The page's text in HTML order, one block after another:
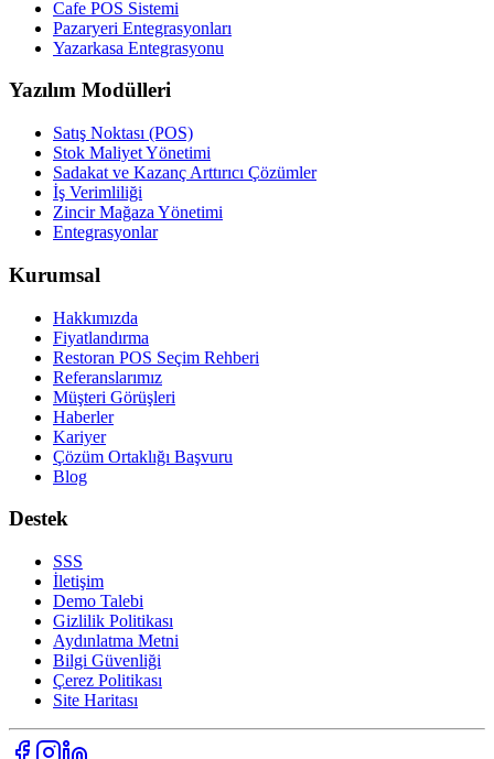
Cafe POS Sistemi
Pazaryeri Entegrasyonları
Yazarkasa Entegrasyonu
Yazılım Modülleri
Satış Noktası (POS)
Stok Maliyet Yönetimi
Sadakat ve Kazanç Arttırıcı Çözümler
İş Verimliliği
Zincir Mağaza Yönetimi
Entegrasyonlar
Kurumsal
Hakkımızda
Fiyatlandırma
Restoran POS Seçim Rehberi
Referanslarımız
Müşteri Görüşleri
Haberler
Kariyer
Çözüm Ortaklığı Başvuru
Blog
Destek
SSS
İletişim
Demo Talebi
Gizlilik Politikası
Aydınlatma Metni
Bilgi Güvenliği
Çerez Politikası
Site Haritası